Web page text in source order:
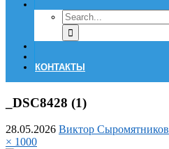
КОНТАКТЫ
_DSC8428 (1)
28.05.2026 Виктор Сыромятников
× 1000